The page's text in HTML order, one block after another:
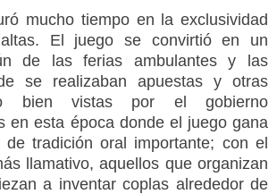
mucho tiempo en la exclusividad
El juego se convirtió en un
de las ferias ambulantes y las
se realizaban apuestas y otras
bien vistas por el gobierno
en esta época donde el juego gana
de tradición oral importante; con el
llamativo, aquellos que organizan
a inventar coplas alrededor de